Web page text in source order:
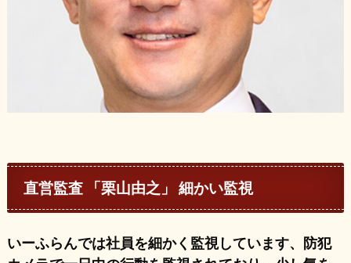
直営監査 「栗山由之」 細かい監視
いーふらんでは社員を細かく監視しています、防犯